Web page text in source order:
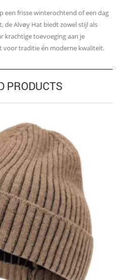
een frisse winterochtend of een dag
de Alvøy Hat biedt zowel stijl als
krachtige toevoeging aan je
voor traditie én moderne kwaliteit.
PRODUCTS